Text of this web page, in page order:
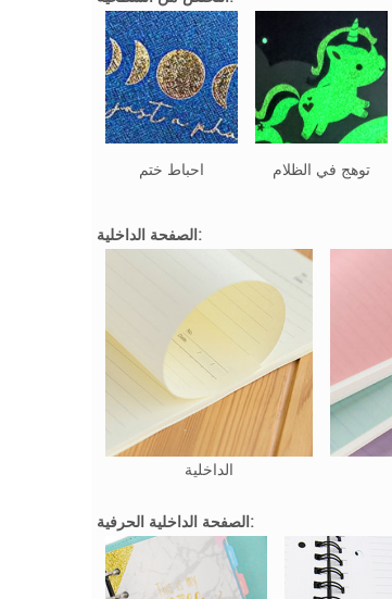
احباط ختم توهج في الظلام
الصفحة الداخلية:
الداخلية
الصفحة الداخلية الحرفية: